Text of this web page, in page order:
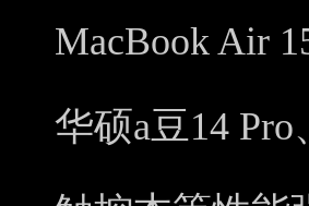
MacBook Air
华硕a豆14